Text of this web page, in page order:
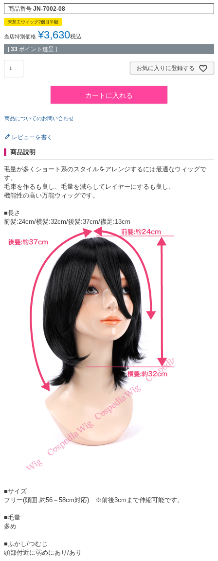
商品番号 JN-7002-08
未加工ウィッグ2個目半額
当店特別価格 ¥3,630税込
[ 33 ポイント進呈 ]
お気に入りに登録する
カートに入れる
商品についてのお問い合わせ
レビューを書く
商品説明
毛量が多くショート系のスタイルをアレンジするには最適なウィッグで
す。
毛束を作るも良し、毛量を減らしてレイヤーにするも良し、
機能性の高い万能ウィッグです。
■長さ
前髪:24cm/横髪:32cm/後髪:37cm/襟足:13cm
■サイズ
フリー(頭囲:約56～58cm対応) ※前後3cmまで伸縮可能です。
■毛量
多め
■ふかし/つむじ
頭部付近に弱めにあり/あり